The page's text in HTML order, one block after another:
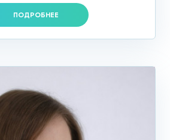
ПОДРОБНЕЕ